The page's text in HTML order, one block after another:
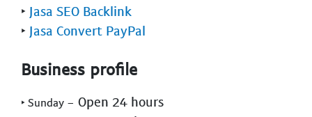
‣ Jasa SEO Backlink
‣ Jasa Convert PayPal
Business profile
‣ Sunday - Open 24 hours